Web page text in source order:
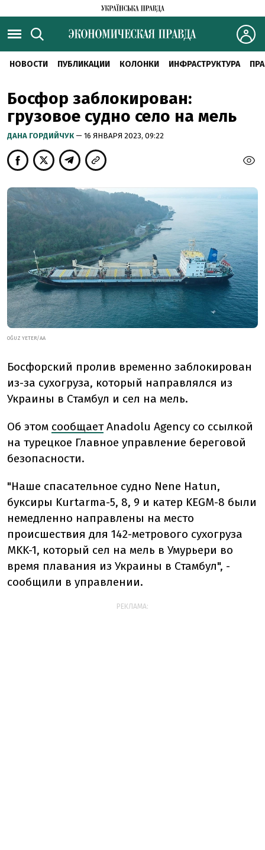
НОВОСТИ ПУБЛИКАЦИИ КОЛОНКИ ИНФРАСТРУКТУРА
Босфор заблокирован:
грузовое судно село на мель
ДАНА ГОРДИЙЧУК — 16 ЯНВАРЯ 2023, 09:22
OĞUZ YETER/AA
Босфорский пролив временно заблокирован
из-за сухогруза, который направлялся из
Украины в Стамбул и сел на мель.
Об этом сообщаетAnadolu Agency со ссылкой
на турецкое Главное управление береговой
безопасности.
"Наше спасательное судно Nene Hatun,
буксиры Kurtarma-5, 8, 9 и катер KEGM-8 были
немедленно направлены на место
происшествия для 142-метрового сухогруза
MKK-1, который сел на мель в Умурьери во
время плавания из Украины в Стамбул", -
сообщили в управлении.
РЕКЛАМА: